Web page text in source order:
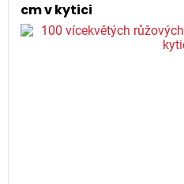
cm v kytici